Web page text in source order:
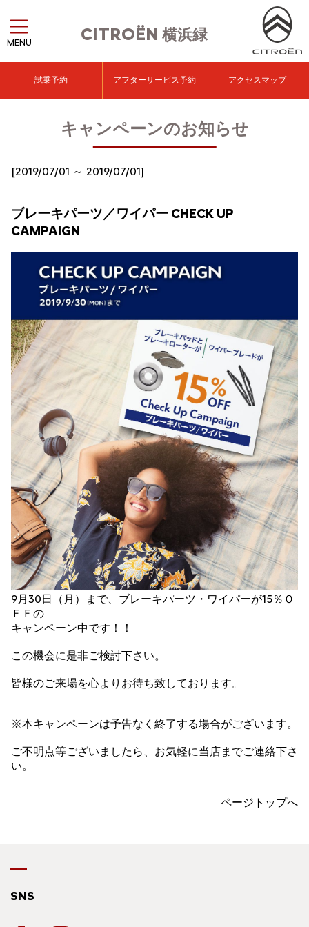
CITROËN 横浜緑
MENU
試乗予約 アフターサービス予約 アクセスマップ
キャンペーンのお知らせ
[2019/07/01 ～ 2019/07/01]
ブレーキパーツ／ワイパー CHECK UP
CAMPAIGN
9月30日（月）まで、ブレーキパーツ・ワイパーが15％Ｏ
ＦＦの
キャンペーン中です！！
この機会に是非ご検討下さい。
皆様のご来場を心よりお待ち致しております。
※本キャンペーンは予告なく終了する場合がございます。
ご不明点等ございましたら、お気軽に当店までご連絡下さ
い。
ページトップへ
SNS